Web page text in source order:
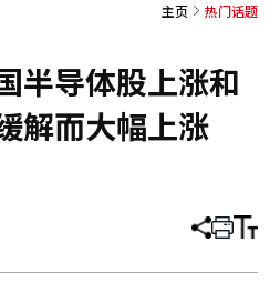
主页 热门话题
半导体股上涨和
解而大幅上涨
分
章
打 调
小